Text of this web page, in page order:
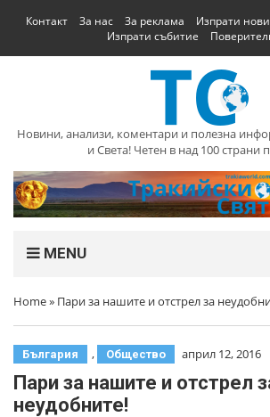
Контакт За нас За реклама Изпрати
Изпрати събитие
Новини, анализи, коментари и полезна
и Света! Четен в над 100 страни
MENU
Home» Пари за нашите и отстрел за
България , Общество април 12, 2016
Пари за нашите и отстрел
неудобните!